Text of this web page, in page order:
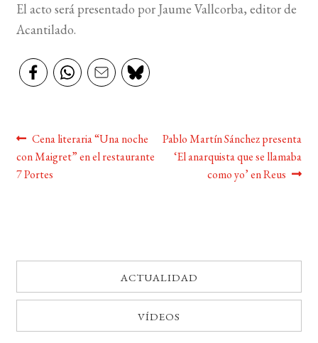
El acto será presentado por Jaume Vallcorba, editor de
Acantilado.
Navegación
de
Anterior:
Cena literaria “Una noche
con Maigret” en el restaurante
7 Portes
Siguiente:
Pablo Martín Sánchez presenta
‘El anarquista que se llamaba
como yo’ en Reus
ACTUALIDAD
VÍDEOS